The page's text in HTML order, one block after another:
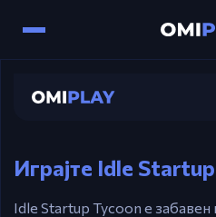
Idle
Миш / Допир – Тапкајте
приход и интеракција
автоматизирајте и
подесувања
Играјте Idle
Idle Startup Tycoon е забавен